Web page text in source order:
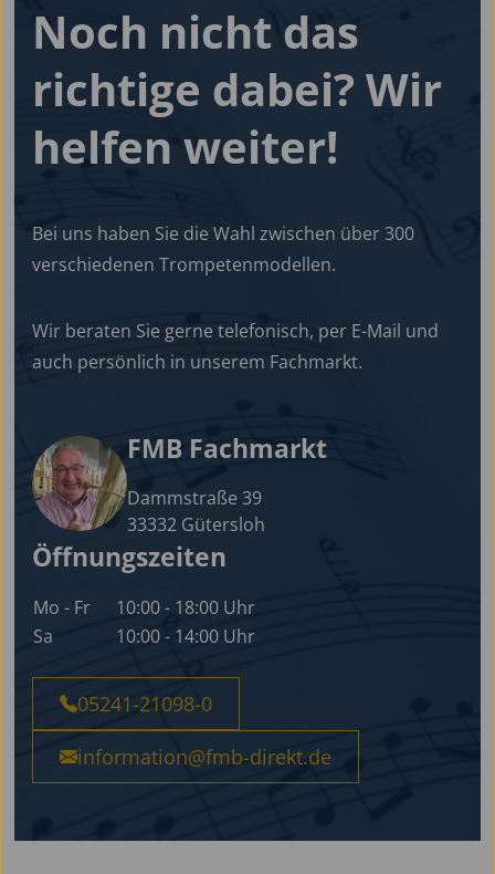
Noch nicht das
richtige dabei? Wir
helfen weiter!
Bei uns haben Sie die Wahl zwischen über 300
verschiedenen Trompetenmodellen.
Wir beraten Sie gerne telefonisch, per E-Mail und
auch persönlich in unserem Fachmarkt.
FMB Fachmarkt
Dammstraße 39
33332 Gütersloh
Öffnungszeiten
Mo - Fr
10:00 - 18:00 Uhr
Sa
10:00 - 14:00 Uhr
05241-21098-0
information@fmb-direkt.de